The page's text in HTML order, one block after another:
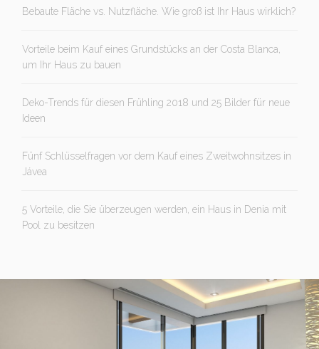
Bebaute Fläche vs. Nutzfläche. Wie groß ist Ihr Haus wirklich?
Vorteile beim Kauf eines Grundstücks an der Costa Blanca,
um Ihr Haus zu bauen
Deko-Trends für diesen Frühling 2018 und 25 Bilder für neue
Ideen
Fünf Schlüsselfragen vor dem Kauf eines Zweitwohnsitzes in
Jávea
5 Vorteile, die Sie überzeugen werden, ein Haus in Denia mit
Pool zu besitzen